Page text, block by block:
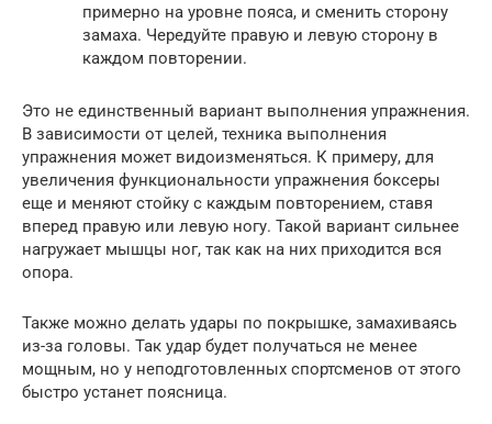
примерно на уровне пояса, и сменить сторону
замаха. Чередуйте правую и левую сторону в
каждом повторении.
Это не единственный вариант выполнения упражнения.
В зависимости от целей, техника выполнения
упражнения может видоизменяться. К примеру, для
увеличения функциональности упражнения боксеры
еще и меняют стойку с каждым повторением, ставя
вперед правую или левую ногу. Такой вариант сильнее
нагружает мышцы ног, так как на них приходится вся
опора.
Также можно делать удары по покрышке, замахиваясь
из-за головы. Так удар будет получаться не менее
мощным, но у неподготовленных спортсменов от этого
быстро устанет поясница.